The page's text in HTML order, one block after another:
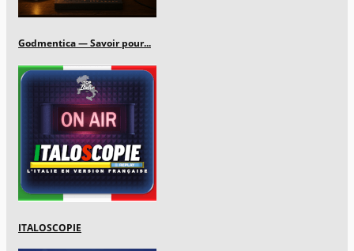
Godmentica — Savoir pour...
ITALOSCOPIE